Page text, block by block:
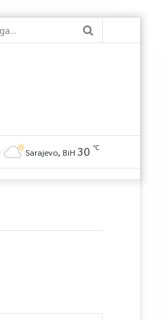
Sarajevo, BiH 30 ℃